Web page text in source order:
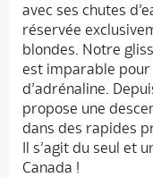
avec ses chutes
réservée
blondes. Notre
est imparable
d’adrénaline.
propose une
dans des rapides
Il s’agit du seul et
Canada !